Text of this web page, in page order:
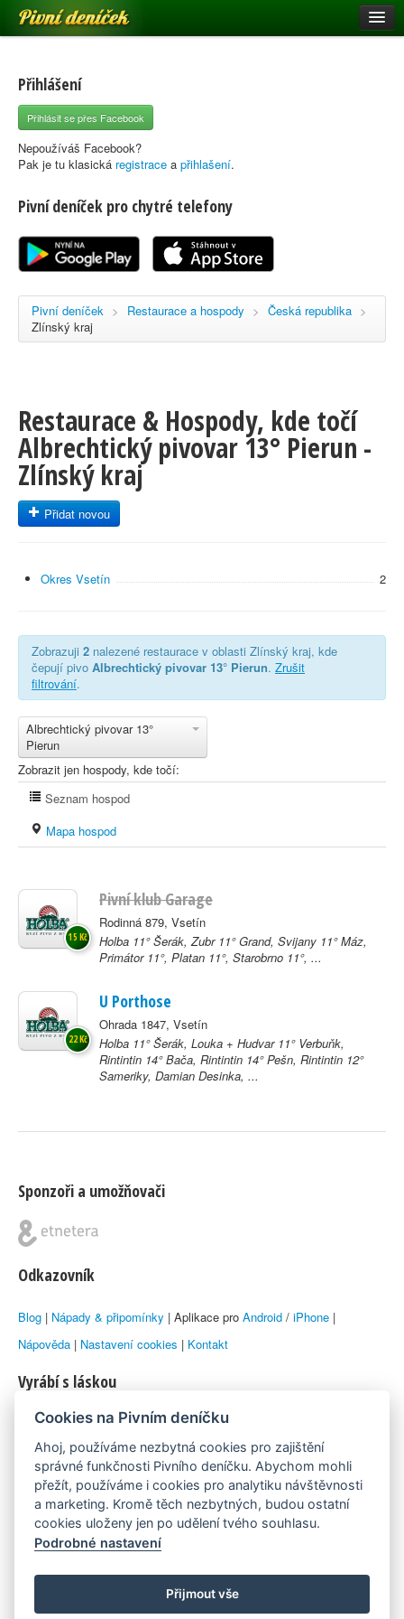
Pivní deníček
Pivní mapa
Pivní značky
Nápověda
Registrace
Přihlášení
Přihlásit se přes Facebook
Nepoužíváš Facebook?
Pak je tu klasická registrace a přihlašení.
Pivní deníček pro chytré telefony
Pivní deníček > Restaurace a hospody > Česká republika >
Zlínský kraj
Restaurace & Hospody, kde točí
Albrechtický pivovar 13° Pierun -
Zlínský kraj
Přidat novou
Okres Vsetín 2
Zobrazuji 2 nalezené restaurace v oblasti Zlínský kraj, kde
čepují pivo Albrechtický pivovar 13° Pierun. Zrušit
filtrování.
Albrechtický pivovar 13°
Pierun
Zobrazit jen hospody, kde točí:
Seznam hospod
Mapa hospod
Pivní klub Garage
Rodinná 879, Vsetín
Holba 11° Šerák, Zubr 11° Grand, Svijany 11° Máz,
Primátor 11°, Platan 11°, Starobrno 11°, ...
15 Kč
U Porthose
Ohrada 1847, Vsetín
Holba 11° Šerák, Louka + Hudvar 11° Verbuňk,
Rintintin 14° Bača, Rintintin 14° Pešn, Rintintin 12°
Sameriky, Damian Desinka, ...
22 Kč
Sponzoři a umožňovači
Odkazovník
Blog | Nápady & připomínky | Aplikace pro Android / iPhone |
Nápověda | Nastavení cookies | Kontakt
Vyrábí s láskou
© 2010–2026 byLukáš Zemanaka Emka
Máme rádi
Pivní.info
Poznámka pod čarou
Pivní deníček je nezávislý zdroj, který není spjat s žádným
Cookies na Pivním deníčku
Ahoj, používáme nezbytná cookies pro zajištění
správné funkčnosti Pivního deníčku. Abychom mohli
přežít, používáme i cookies pro analytiku návštěvnosti
a marketing. Kromě těch nezbytných, budou ostatní
cookies uloženy jen po udělení tvého souhlasu.
Podrobné nastavení
Přijmout vše